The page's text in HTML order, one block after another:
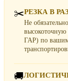
✂️РЕЗКА В
Не
высокоточную
ГАР) по вашим
🚚